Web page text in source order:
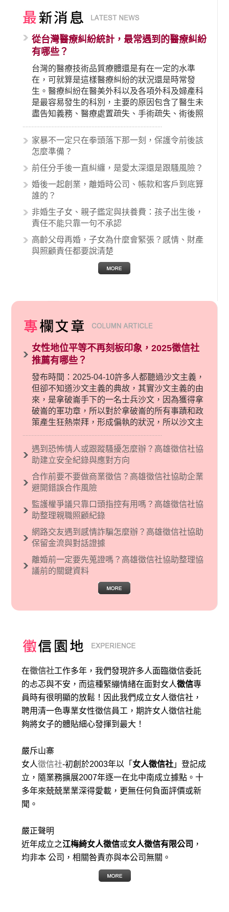
從台灣醫療糾紛統計，最常遇到的醫療糾紛
有哪些？
台灣的醫療技術品質療體還是有在一定的水準
在，可就算是這樣醫療糾紛的狀況還是時常發
生。醫療糾紛在醫美外科以及各項外科及婦產科
是最容易發生的科別，主要的原因包含了醫生未
盡告知義務、醫療處置疏失、手術疏失、術後照
顧失當、醫療費用的收取。雖然醫學進步，但醫
生與病患之間引起的糾紛還是經常發生。很多案
例中最後都走向訴訟流程，我們如果不幸遇到相
的內容其實非常多，有些案例…
家暴不一定只在拳頭落下那一刻，保護令前後該
怎麼準備？
前任分手後一直糾纏，是愛太深還是跟騷風險？
婚後一起創業，離婚時公司、帳款和客戶到底算
誰的？
非婚生子女、親子鑑定與扶養費：孩子出生後，
責任不能只靠一句不承認
高齡父母再婚，子女為什麼會緊張？感情、財產
與照顧責任都要說清楚
女性地位平等不再刻板印象，2025徵信社
推薦有哪些？
發布時間：2025-04-10許多人都聽過沙文主義，
但卻不知道沙文主義的典故，其實沙文主義的由
來，是拿破崙手下的一名士兵沙文，因為獲得拿
破崙的軍功章，所以對於拿破崙的所有事蹟和政
策產生狂熱崇拜，形成偏執的狀況，所以沙文主
義後來就被拿來暗指偏見和歧視，而且有沙文主
義傾向的人，通常對於自己的國家和民族有超強
烈的卓越感，因而瞧不起其他國家的人，所以沙
現了男性沙文…
遇到恐怖情人或跟蹤騷擾怎麼辦？高雄徵信社協
助建立安全紀錄與應對方向
合作前要不要做商業徵信？高雄徵信社協助企業
避開錯誤合作風險
監護權爭議只靠口頭指控有用嗎？高雄徵信社協
助整理親職照顧紀錄
網路交友遇到感情詐騙怎麼辦？高雄徵信社協助
保留金流與對話證據
離婚前一定要先蒐證嗎？高雄徵信社協助整理協
議前的關鍵資料
在徵信社工作多年，我們發現許多人面臨徵信委託
的忐忑與不安，而這種緊繃情緒在面對女人徵信專
員時有很明顯的放鬆！因此我們成立女人徵信社，
聘用清一色專業女性徵信員工，期許女人徵信社能
夠將女子的體貼細心發揮到最大 ！
嚴斥山寨
女人徵信社-初創於2003年以「 女人徵信社 」登記成
立，隨業務擴展2007年逐一在北中南成立據點。十
多年來兢兢業業深得愛載，更無任何負面評價或新
聞。
嚴正聲明
近年成立之江梅綺女人徵信或女人徵信有限公司 ，
均非本 公司，相關咎責亦與本公司無關。